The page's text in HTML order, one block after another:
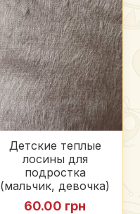
Детские теплые
лосины для
подростка
(мальчик, девочка)
серые, мех (ворса)
60.00 грн